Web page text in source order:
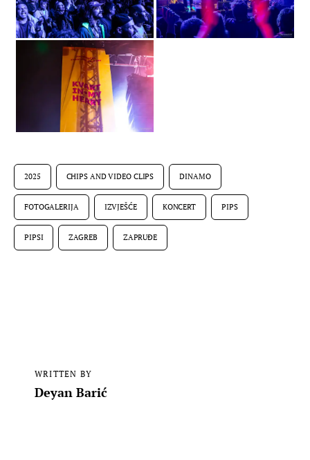
2025 CHIPS AND VIDEO CLIPS DINAMO
FOTOGALERIJA IZVJEŠĆE KONCERT PIPS
PIPSI ZAGREB ZAPRUĐE
WRITTEN BY
Deyan Barić